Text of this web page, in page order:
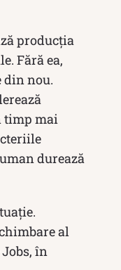
producția
Fără ea,
din nou.
timp mai
durează
al
în